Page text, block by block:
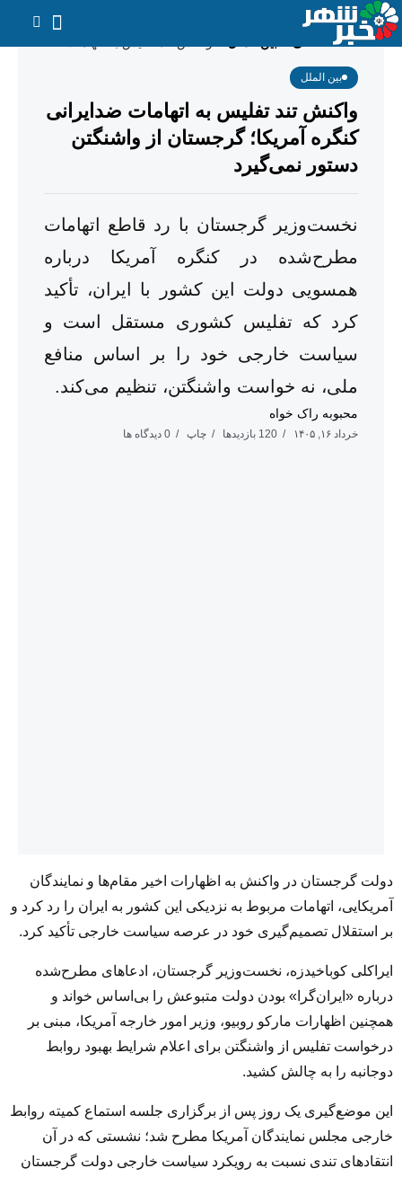
صفحه اصلی
بین الملل
واکنش تند تفلیس به اتهامات ضدایرانی
کنگره آمریکا؛ گرجستان از واشنگتن
دستور نمی‌گیرد
نخست‌وزیر گرجستان با رد قاطع اتهامات
مطرح‌شده در کنگره آمریکا درباره
همسویی دولت این کشور با ایران، تأکید
کرد که تفلیس کشوری مستقل است و
سیاست خارجی خود را بر اساس منافع
ملی، نه خواست واشنگتن، تنظیم می‌کند.
محبوبه راک خواه
خرداد ۱۶, ۱۴۰۵ 120 بازدیدها چاپ 0 دیدگاه ها
دولت گرجستان در واکنش به اظهارات اخیر مقام‌ها و نمایندگان
آمریکایی، اتهامات مربوط به نزدیکی این کشور به ایران را رد کرد و
بر استقلال تصمیم‌گیری خود در عرصه سیاست خارجی تأکید کرد.
ایراکلی کوباخیدزه، نخست‌وزیر گرجستان، ادعاهای مطرح‌شده
درباره «ایران‌گرا» بودن دولت متبوعش را بی‌اساس خواند و
همچنین اظهارات مارکو روبیو، وزیر امور خارجه آمریکا، مبنی بر
درخواست تفلیس از واشنگتن برای اعلام شرایط بهبود روابط
دوجانبه را به چالش کشید.
این موضع‌گیری یک روز پس از برگزاری جلسه استماع کمیته روابط
خارجی مجلس نمایندگان آمریکا مطرح شد؛ نشستی که در آن
انتقادهای تندی نسبت به رویکرد سیاست خارجی دولت گرجستان